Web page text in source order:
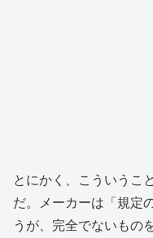
とにかく、こういうこ
だ。メーカーは「規定
うが、完全でないもの